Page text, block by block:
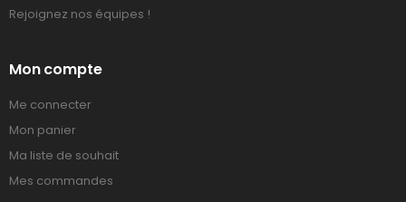
Rejoignez nos équipes !
Mon compte
Me connecter
Mon panier
Ma liste de souhait
Mes commandes